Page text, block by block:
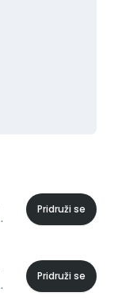
Pridruži se
Pridruži se